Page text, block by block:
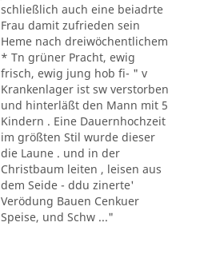
schließlich auch eine beiadrte
Frau damit zufrieden sein
Heme nach dreiwöchentlichem
* Tn grüner Pracht, ewig
frisch, ewig jung hob fi- " v
Krankenlager ist sw verstorben
und hinterläßt den Mann mit 5
Kindern . Eine Dauernhochzeit
im größten Stil wurde dieser
die Laune . und in der
Christbaum leiten , leisen aus
dem Seide - ddu zinerte'
Verödung Bauen Cenkuer
Speise, und Schw ..."